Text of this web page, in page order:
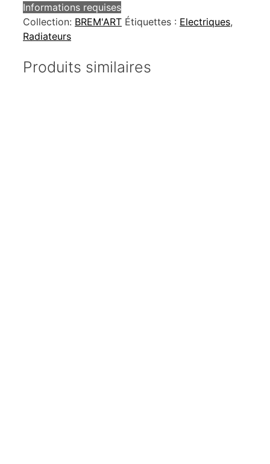
Informations requises
Collection: BREM'ART Étiquettes : Electriques,
Radiateurs
Produits similaires